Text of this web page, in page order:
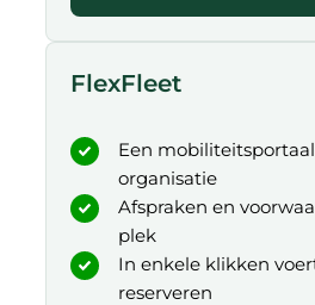
FlexFleet
Een
organisatie
Afspraken en
plek
In enkele klikken
reserveren